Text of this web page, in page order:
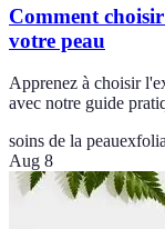
Comment
votre peau
Apprenez à choisir
avec notre guide
soins de la peau
Aug 8